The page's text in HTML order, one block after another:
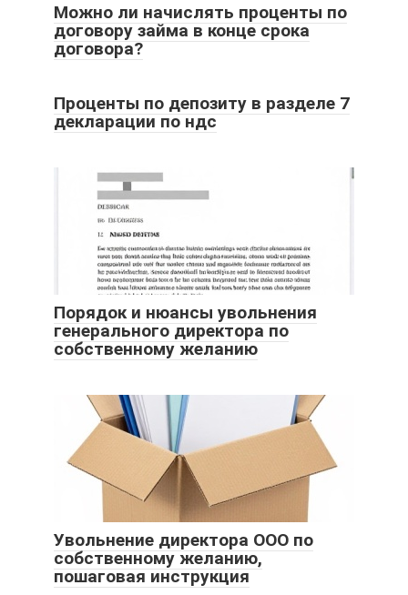
Можно ли начислять проценты по
договору займа в конце срока
договора?
Проценты по депозиту в разделе 7
декларации по ндс
Порядок и нюансы увольнения
генерального директора по
собственному желанию
Увольнение директора ООО по
собственному желанию,
пошаговая инструкция